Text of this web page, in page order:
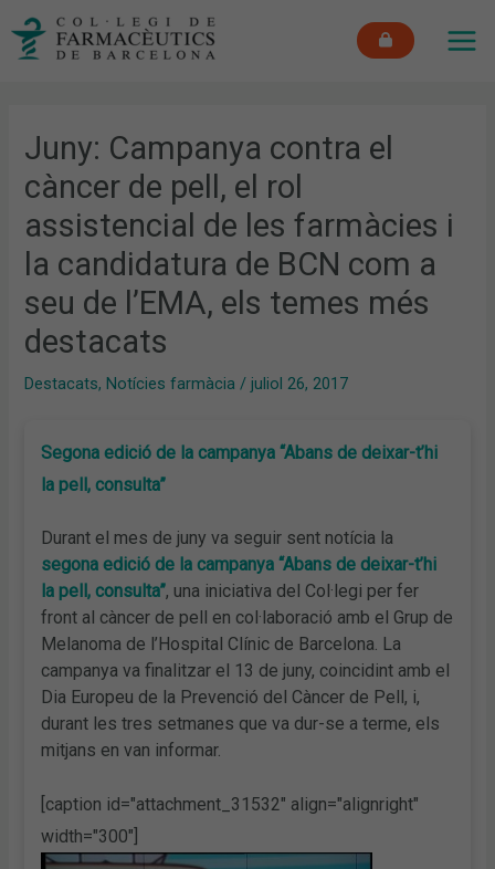
Juny: Campanya contra el
càncer de pell, el rol
assistencial de les farmàcies i
la candidatura de BCN com a
seu de l’EMA, els temes més
destacats
Destacats, Notícies farmàcia /juliol 26, 2017
Segona edició de la campanya “Abans de deixar-t’hi
la pell, consulta”
Durant el mes de juny va seguir sent notícia la
segona edició de la campanya “Abans de deixar-t’hi
la pell, consulta”, una iniciativa del Col·legi per fer
front al càncer de pell en col·laboració amb el Grup de
Melanoma de l’Hospital Clínic de Barcelona. La
campanya va finalitzar el 13 de juny, coincidint amb el
Dia Europeu de la Prevenció del Càncer de Pell, i,
durant les tres setmanes que va dur-se a terme, els
mitjans en van informar.
[caption id="attachment_31532" align="alignright"
width="300"]